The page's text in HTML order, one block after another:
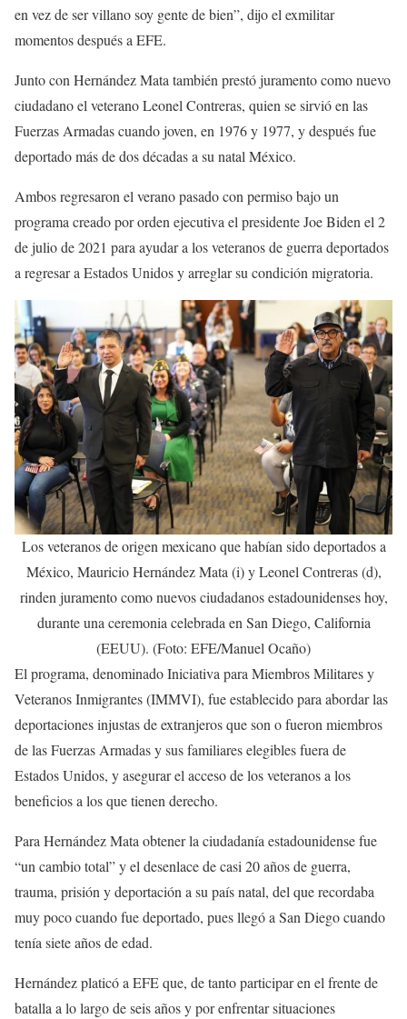
en vez de ser villano soy gente de bien”, dijo el exmilitar
momentos después a EFE.
Junto con Hernández Mata también prestó juramento como nuevo
ciudadano el veterano Leonel Contreras, quien se sirvió en las
Fuerzas Armadas cuando joven, en 1976 y 1977, y después fue
deportado más de dos décadas a su natal México.
Ambos regresaron el verano pasado con permiso bajo un
programa creado por orden ejecutiva el presidente Joe Biden el 2
de julio de 2021 para ayudar a los veteranos de guerra deportados
a regresar a Estados Unidos y arreglar su condición migratoria.
Los veteranos de origen mexicano que habían sido deportados a
México, Mauricio Hernández Mata (i) y Leonel Contreras (d),
rinden juramento como nuevos ciudadanos estadounidenses hoy,
durante una ceremonia celebrada en San Diego, California
(EEUU). (Foto: EFE/Manuel Ocaño)
El programa, denominado Iniciativa para Miembros Militares y
Veteranos Inmigrantes (IMMVI), fue establecido para abordar las
deportaciones injustas de extranjeros que son o fueron miembros
de las Fuerzas Armadas y sus familiares elegibles fuera de
Estados Unidos, y asegurar el acceso de los veteranos a los
beneficios a los que tienen derecho.
Para Hernández Mata obtener la ciudadanía estadounidense fue
“un cambio total” y el desenlace de casi 20 años de guerra,
trauma, prisión y deportación a su país natal, del que recordaba
muy poco cuando fue deportado, pues llegó a San Diego cuando
tenía siete años de edad.
Hernández platicó a EFE que, de tanto participar en el frente de
batalla a lo largo de seis años y por enfrentar situaciones